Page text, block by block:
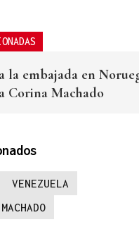
la embajada en
Corina Machado
VENEZUELA